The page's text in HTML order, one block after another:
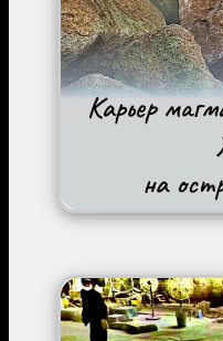
Image